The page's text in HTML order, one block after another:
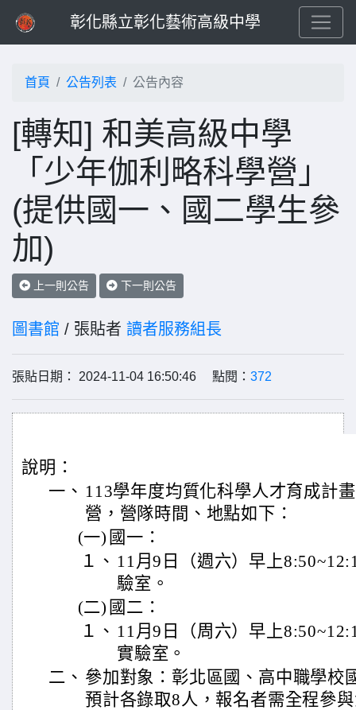
彰化縣立彰化藝術高級中學
首頁 公告列表 公告內容
[轉知] 和美高級中學
「少年伽利略科學營」
(提供國一、國二學生參
加)
上一則公告 下一則公告
圖書館 / 張貼者 讀者服務組長
張貼日期： 2024-11-04 16:50:46 點閱： 372
說明：
一、 113學年度均質化科學人才育成計
營，營隊時間、地點如下：
(一) 國一：
１、 11月9日（週六）早上
驗室。
(二) 國二：
１、 11月9日（周六）早上
實驗室。
二、 參加對象：彰 北區國、高中職學校
預計各錄取8人，報名者需全程參